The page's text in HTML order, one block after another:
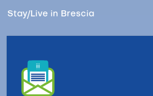
Stay/Live in Brescia
KontactWer wir sind – Besuchen Sie
Copyright © 2026 - All Rights